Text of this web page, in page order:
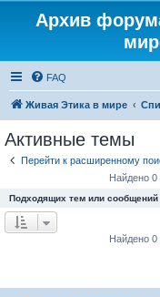
Архив
FAQ
Живая Этика в мире
Активные темы
Перейти к расширенному
Найдено 0
Подходящих тем или сообщений
Найдено 0